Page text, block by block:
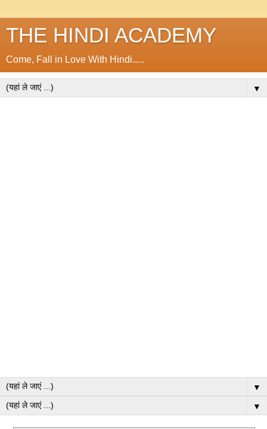
THE HINDI ACADEMY
Come, Fall in Love With Hindi.....
▼
▼
▼